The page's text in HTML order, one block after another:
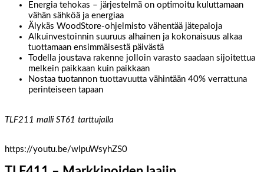
Energia tehokas – järjestelmä on optimoitu kuluttamaan
vähän sähköä ja energiaa
Älykäs WoodStore-ohjelmisto vähentää jätepaloja
Alkuinvestoinnin suuruus alhainen ja kokonaisuus alkaa
tuottamaan ensimmäisestä päivästä
Todella joustava rakenne jolloin varasto saadaan sijoitettua
melkein paikkaan kuin paikkaan
Nostaa tuotannon tuottavuutta vähintään 40% verrattuna
perinteiseen tapaan
TLF211 malli ST61 tarttujalla
https://youtu.be/wIpuWsyhZS0